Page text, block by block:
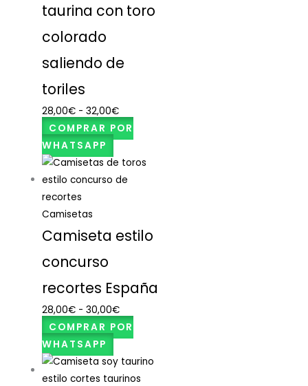
taurina con toro
colorado
saliendo de
toriles
28,00€ - 32,00€
COMPRAR POR
WHATSAPP
Camisetas
Camiseta estilo
concurso
recortes España
28,00€ - 30,00€
COMPRAR POR
WHATSAPP